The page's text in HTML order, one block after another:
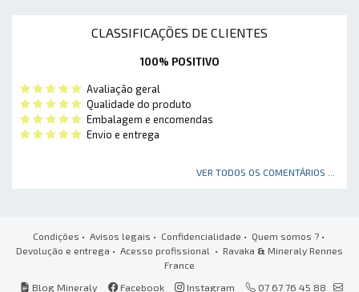
CLASSIFICAÇÕES DE CLIENTES
100% POSITIVO
Avaliação geral
Qualidade do produto
Embalagem e encomendas
Envio e entrega
VER TODOS OS COMENTÁRIOS ...
Condições • Avisos legais • Confidencialidade • Quem somos ?•
Devolução e entrega • Acesso profissional • Ravaka & Mineraly Rennes
France
Blog Mineraly
Facebook Instagram 07 67 76 45 88